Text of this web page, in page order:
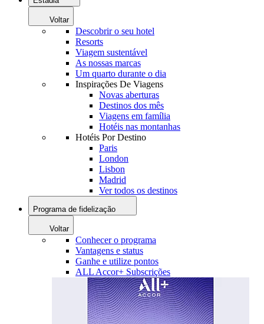
Voltar
Descobrir o seu hotel
Resorts
Viagem sustentável
As nossas marcas
Um quarto durante o dia
Inspirações De Viagens
Novas aberturas
Destinos dos mês
Viagens em família
Hotéis nas montanhas
Hotéis Por Destino
Paris
London
Lisbon
Madrid
Ver todos os destinos
Programa de fidelização
Voltar
Conhecer o programa
Vantagens e status
Ganhe e utilize pontos
ALL Accor+ Subscrições